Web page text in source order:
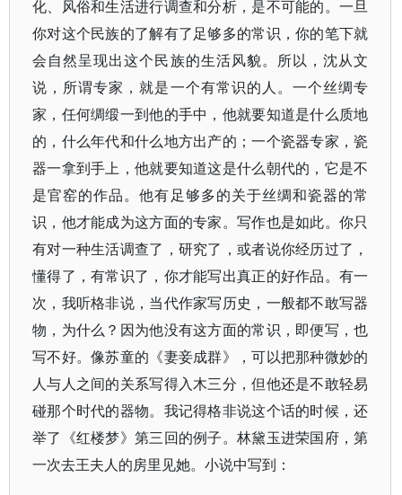
化、风俗和生活进行调查和分析，是不可能的。一旦
你对这个民族的了解有了足够多的常识，你的笔下就
会自然呈现出这个民族的生活风貌。所以，沈从文
说，所谓专家，就是一个有常识的人。一个丝绸专
家，任何绸缎一到他的手中，他就要知道是什么质地
的，什么年代和什么地方出产的；一个瓷器专家，瓷
器一拿到手上，他就要知道这是什么朝代的，它是不
是官窑的作品。他有足够多的关于丝绸和瓷器的常
识，他才能成为这方面的专家。写作也是如此。你只
有对一种生活调查了，研究了，或者说你经历过了，
懂得了，有常识了，你才能写出真正的好作品。有一
次，我听格非说，当代作家写历史，一般都不敢写器
物，为什么？因为他没有这方面的常识，即便写，也
写不好。像苏童的《妻妾成群》，可以把那种微妙的
人与人之间的关系写得入木三分，但他还是不敢轻易
碰那个时代的器物。我记得格非说这个话的时候，还
举了《红楼梦》第三回的例子。林黛玉进荣国府，第
一次去王夫人的房里见她。小说中写到：